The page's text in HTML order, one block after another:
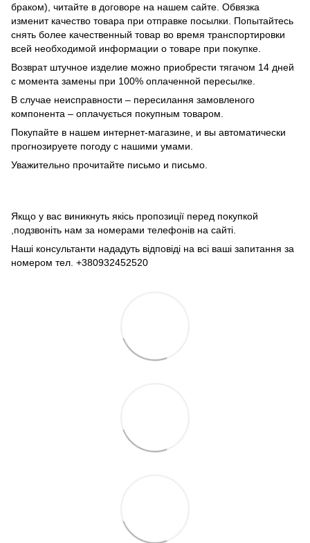
браком), читайте в договоре на нашем сайте. Обвязка
изменит качество товара при отправке посылки. Попытайтесь
снять более качественный товар во время транспортировки
всей необходимой информации о товаре при покупке.
Возврат штучное изделие можно приобрести тягачом 14 дней
с момента замены при 100% оплаченной пересылке.
В случае неисправности – пересилання замовленого
компонента – оплачується покупным товаром.
Покупайте в нашем интернет-магазине, и вы автоматически
прогнозируете погоду с нашими умами.
Уважительно прочитайте письмо и письмо.
Якщо у вас виникнуть якісь пропозиції перед покупкой
,подзвоніть нам за номерами телефонів на сайті.
Наші консультанти нададуть відповіді на всі ваші запитання за
номером тел. +380932452520